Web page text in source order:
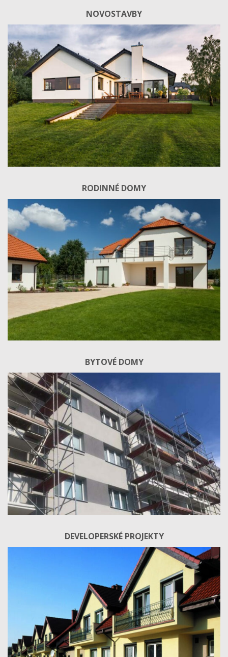
NOVOSTAVBY
RODINNÉ DOMY
BYTOVÉ DOMY
DEVELOPERSKÉ PROJEKTY